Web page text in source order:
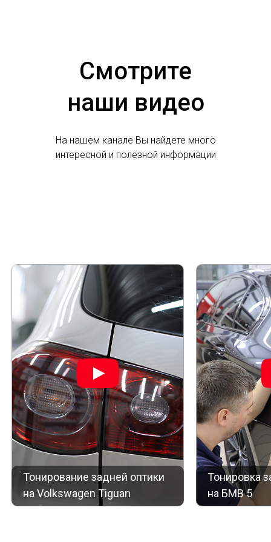
Смотрите
наши видео
На нашем канале Вы найдете много
интересной и полезной информации
Тонировка
на БМВ 5
Тонирование задней оптики
на Volkswagen Tiguan